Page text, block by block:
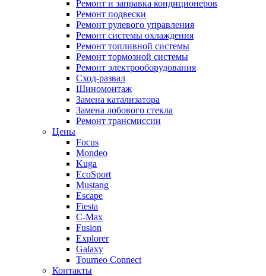
Ремонт и заправка кондиционеров
Ремонт подвески
Ремонт рулевого управления
Ремонт системы охлаждения
Ремонт топливной системы
Ремонт тормозной системы
Ремонт электрооборудования
Сход-развал
Шиномонтаж
Замена катализатора
Замена лобового стекла
Ремонт трансмиссии
Цены
Focus
Mondeo
Kuga
EcoSport
Mustang
Escape
Fiesta
C-Max
Fusion
Explorer
Galaxy
Tourneo Connect
Контакты